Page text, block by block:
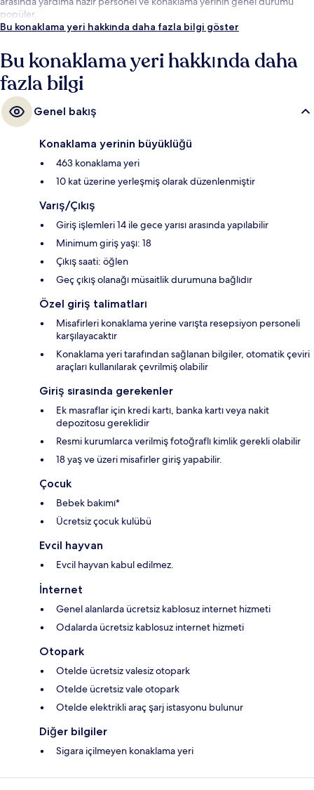
popüler.
Bu konaklama yeri hakkında daha fazla bilgi göster
Bu konaklama yeri hakkında daha
fazla bilgi
Genel bakış
Konaklama yerinin büyüklüğü
463 konaklama yeri
10 kat üzerine yerleşmiş olarak düzenlenmiştir
Varış/Çıkış
Giriş işlemleri 14 ile gece yarısı arasında yapılabilir
Minimum giriş yaşı: 18
Çıkış saati: öğlen
Geç çıkış olanağı müsaitlik durumuna bağlıdır
Özel giriş talimatları
Misafirleri konaklama yerine varışta resepsiyon personeli
karşılayacaktır
Konaklama yeri tarafından sağlanan bilgiler, otomatik çeviri
araçları kullanılarak çevrilmiş olabilir
Giriş sırasında gerekenler
Ek masraflar için kredi kartı, banka kartı veya nakit
depozitosu gereklidir
Resmi kurumlarca verilmiş fotoğraflı kimlik gerekli olabilir
18 yaş ve üzeri misafirler giriş yapabilir.
Çocuk
Bebek bakımı*
Ücretsiz çocuk kulübü
Evcil hayvan
Evcil hayvan kabul edilmez.
İnternet
Genel alanlarda ücretsiz kablosuz internet hizmeti
Odalarda ücretsiz kablosuz internet hizmeti
Otopark
Otelde ücretsiz valesiz otopark
Otelde ücretsiz vale otopark
Otelde elektrikli araç şarj istasyonu bulunur
Diğer bilgiler
Sigara içilmeyen konaklama yeri